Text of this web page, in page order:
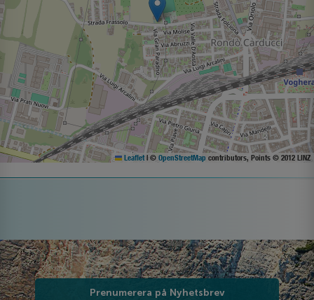
Leaflet | © OpenStreetMap contributors, Points © 2012 LINZ
Prenumerera på Nyhetsbrev